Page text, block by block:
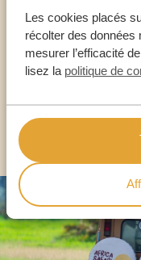
Les cookies placés
récolter des données
mesurer l’efficacité
lisez la politique de
NOS